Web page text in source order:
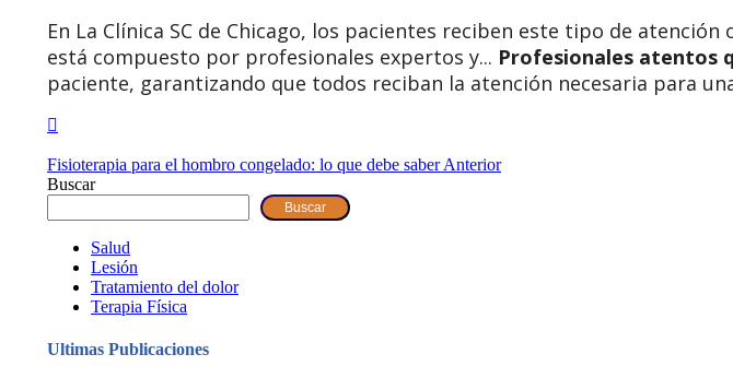
En La Clínica SC de Chicago, los pacientes reciben este tipo de
está compuesto por profesionales expertos y... Profesionales atentos
paciente, garantizando que todos reciban la atención necesaria para
Fisioterapia para el hombro congelado: lo que debe saberAnterior
Buscar
Buscar
Salud
Lesión
Tratamiento del dolor
Terapia Física
Ultimas Publicaciones